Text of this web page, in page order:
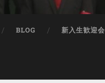
BLOG 新入生歓迎会